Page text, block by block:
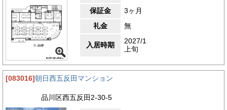
保証金
3ヶ月
礼金
無
入居時期
2027/1
上旬
[083016]朝日西五反田マンション
品川区西五反田2-30-5